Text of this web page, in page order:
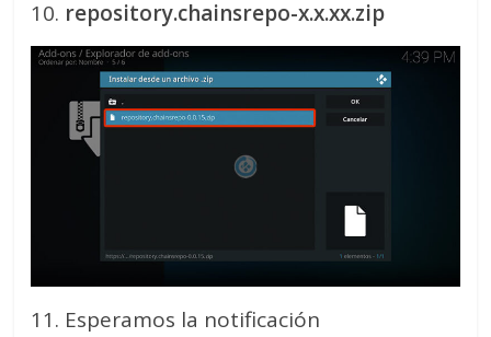
10. repository.chainsrepo-x.x.xx.zip
11. Esperamos la notificación